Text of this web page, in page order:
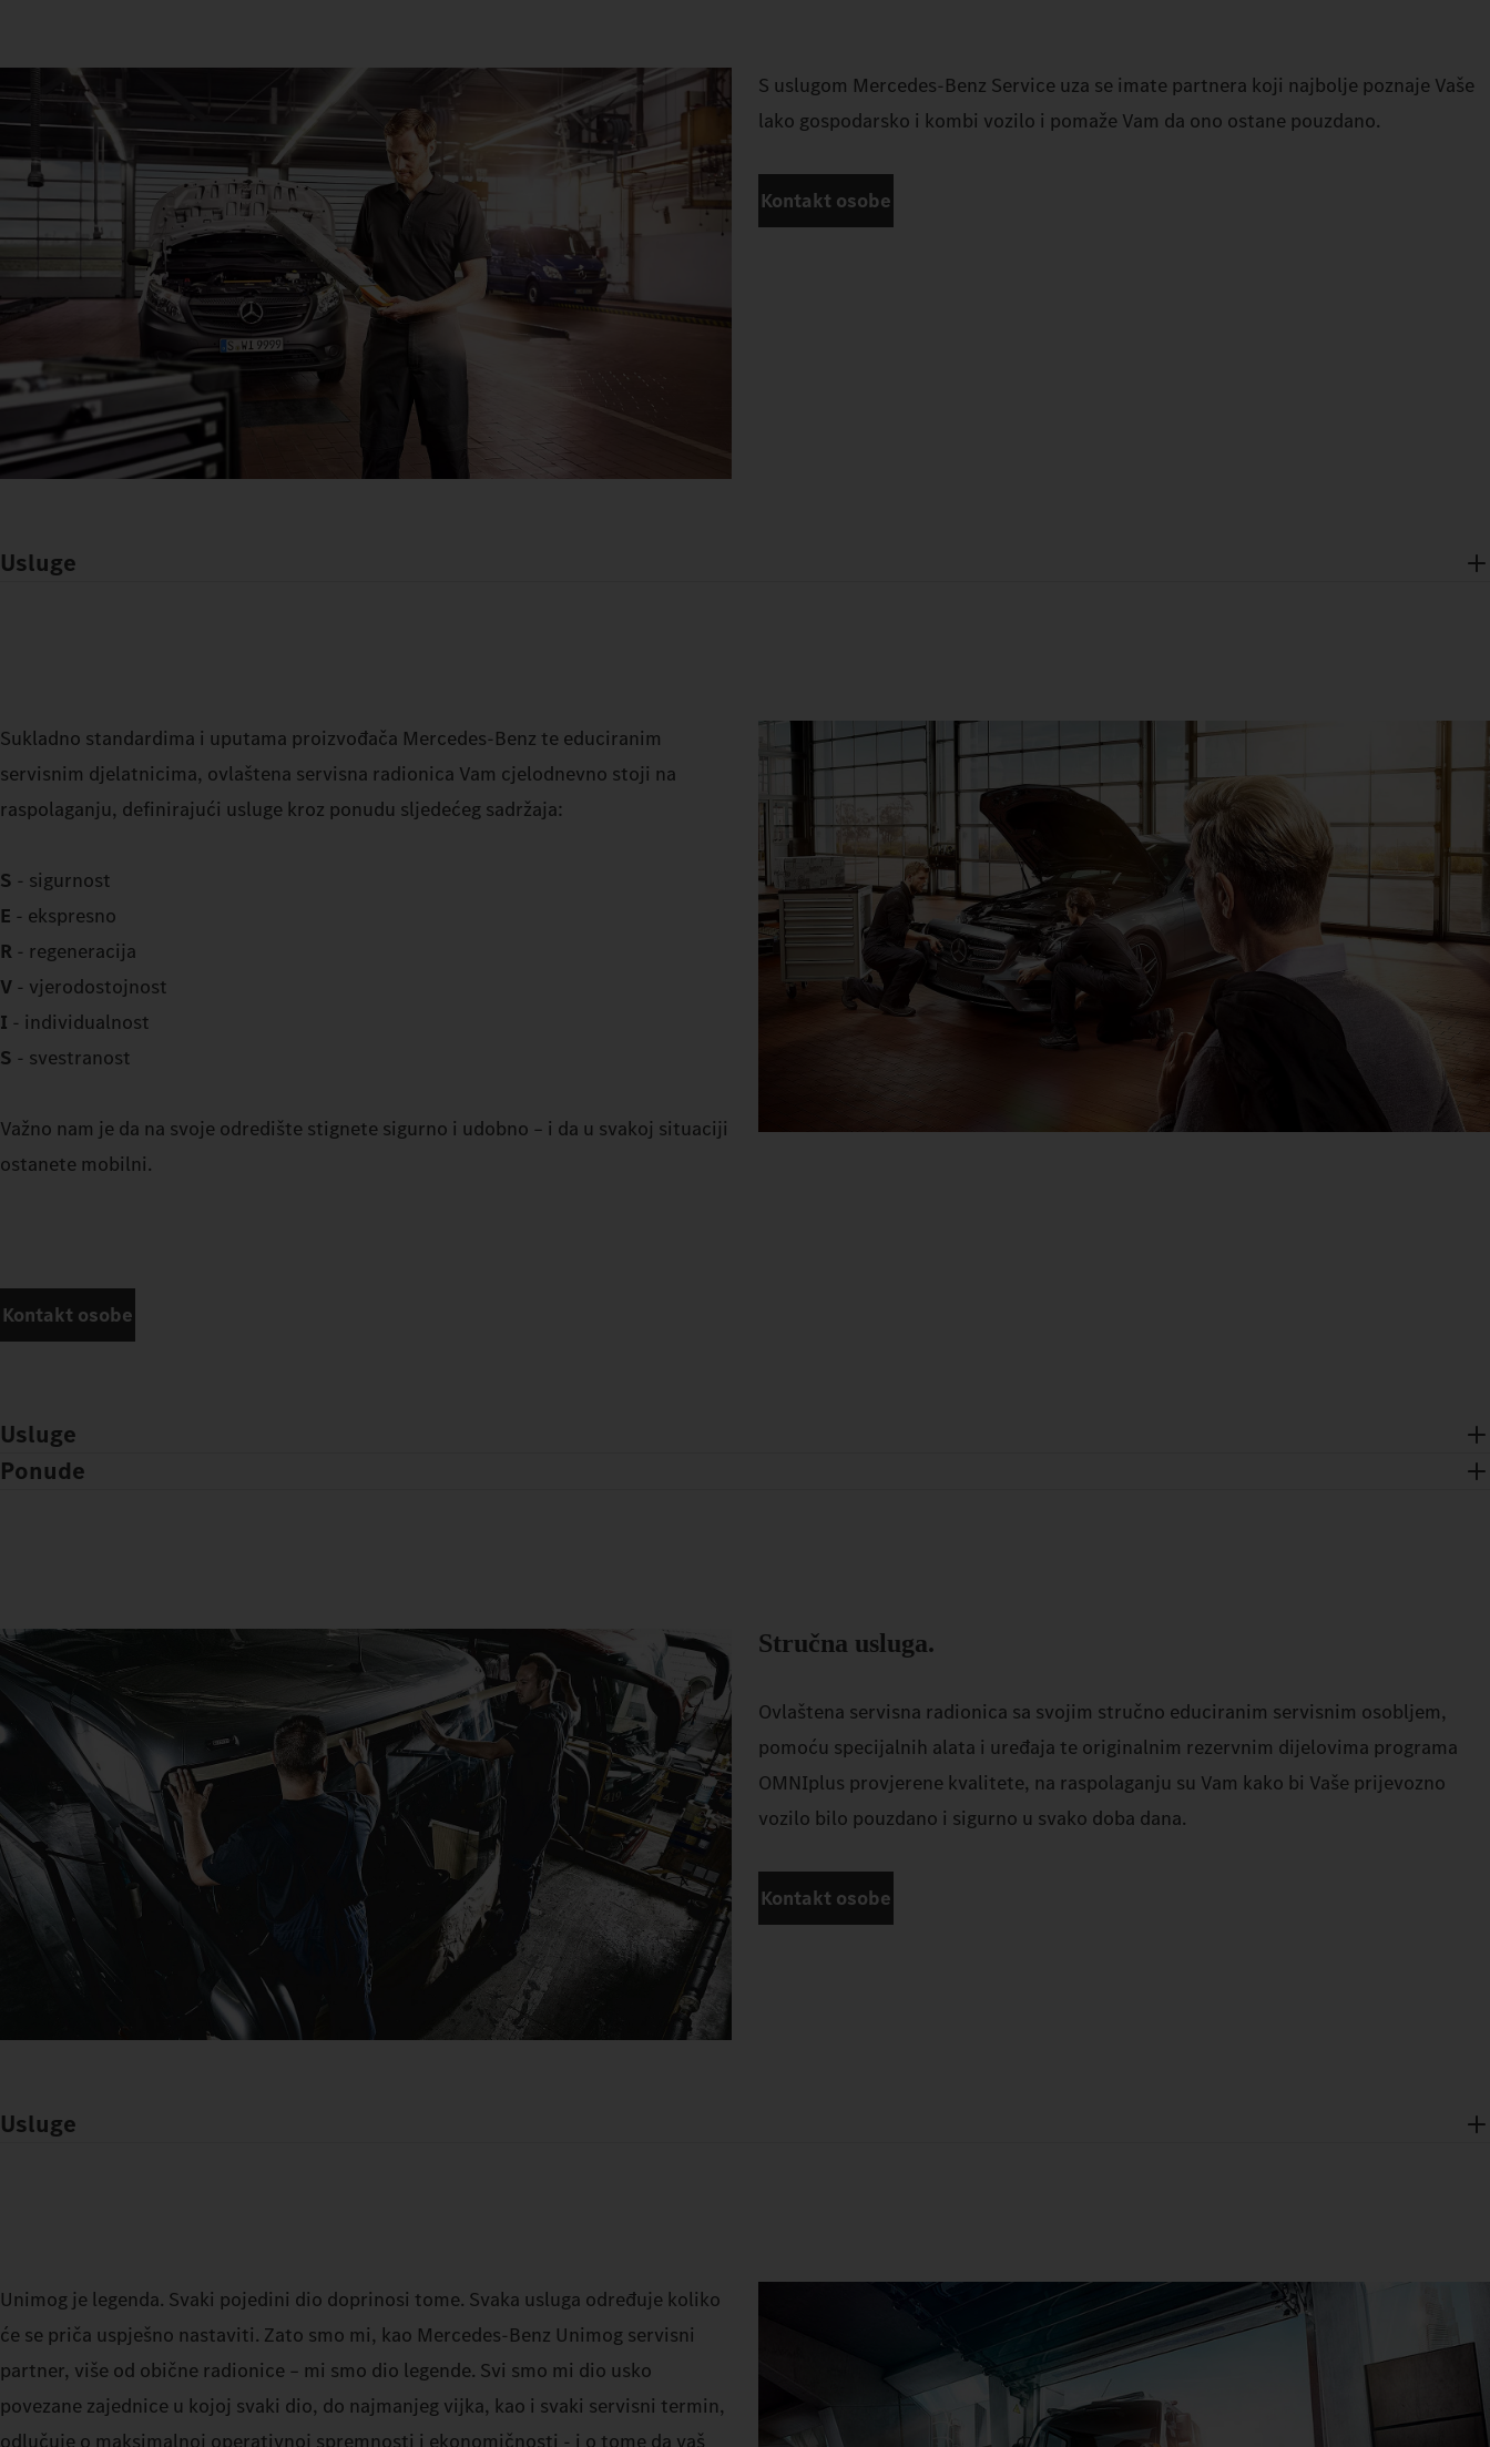
S uslugom Mercedes-Benz Service uza se imate partnera koji najbolje poznaje Vaše
lako gospodarsko i kombi vozilo i pomaže Vam da ono ostane pouzdano.
Kontakt osobe
Usluge
Sukladno standardima i uputama proizvođača Mercedes-Benz te educiranim
servisnim djelatnicima, ovlaštena servisna radionica Vam cjelodnevno stoji na
raspolaganju, definirajući usluge kroz ponudu sljedećeg sadržaja:
S - sigurnost
E - ekspresno
R - regeneracija
V - vjerodostojnost
I - individualnost
S - svestranost
Važno nam je da na svoje odredište stignete sigurno i udobno – i da u svakoj situaciji
ostanete mobilni.
Kontakt osobe
Usluge
Ponude
Stručna usluga.
Ovlaštena servisna radionica sa svojim stručno educiranim servisnim osobljem,
pomoću specijalnih alata i uređaja te originalnim rezervnim dijelovima programa
OMNIplus provjerene kvalitete, na raspolaganju su Vam kako bi Vaše prijevozno
vozilo bilo pouzdano i sigurno u svako doba dana.
Kontakt osobe
Usluge
Unimog je legenda. Svaki pojedini dio doprinosi tome. Svaka usluga određuje koliko
će se priča uspješno nastaviti. Zato smo mi, kao Mercedes-Benz Unimog servisni
partner, više od obične radionice – mi smo dio legende. Svi smo mi dio usko
povezane zajednice u kojoj svaki dio, do najmanjeg vijka, kao i svaki servisni termin,